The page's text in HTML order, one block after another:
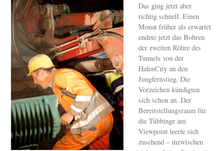
Das ging jetzt aber
richtig schnell. Einen
Monat früher als erwartet
endete jetzt das Bohren
der zweiten Röhre des
Tunnels von der
HafenCity an den
Jungfernstieg. Die
Vorzeichen kündigten
sich schon an. Der
Bereitstellungsraum für
die Tübbinge am
Viewpoint leerte sich
zusehend – inzwischen